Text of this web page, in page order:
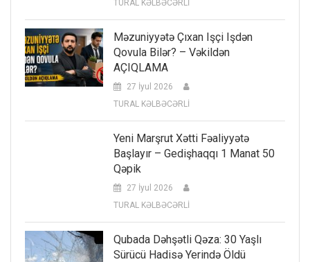
TURAL KƏLBƏCƏRLİ
Məzuniyyətə Çıxan Işçi Işdən
Qovula Bilər? – Vəkildən
AÇIQLAMA
27 İyul 2026
TURAL KƏLBƏCƏRLİ
Yeni Marşrut Xətti Fəaliyyətə
Başlayır – Gedişhaqqı 1 Manat 50
Qəpik
27 İyul 2026
TURAL KƏLBƏCƏRLİ
Qubada Dəhşətli Qəza: 30 Yaşlı
Sürücü Hadisə Yerində Öldü